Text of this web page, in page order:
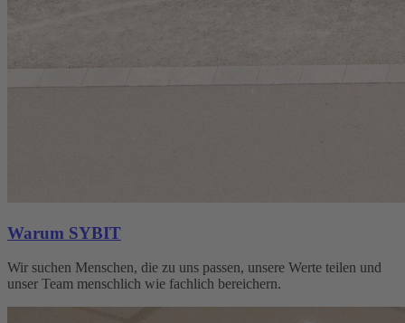
Warum SYBIT
Wir suchen Menschen, die zu uns passen, unsere Werte teilen und
unser Team menschlich wie fachlich bereichern.